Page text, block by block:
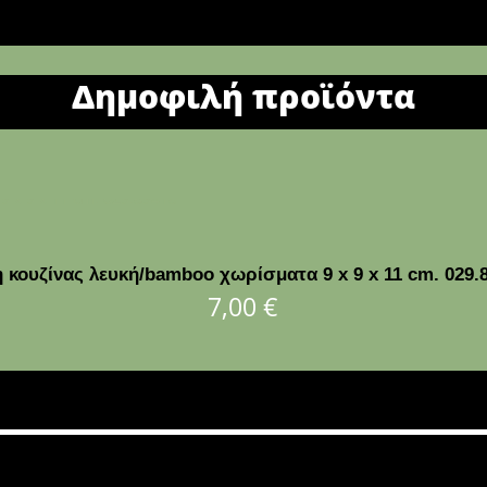
Δημοφιλή προϊόντα
κουζίνας λευκή/bamboo χωρίσματα 9 x 9 x 11 cm.
7,00€